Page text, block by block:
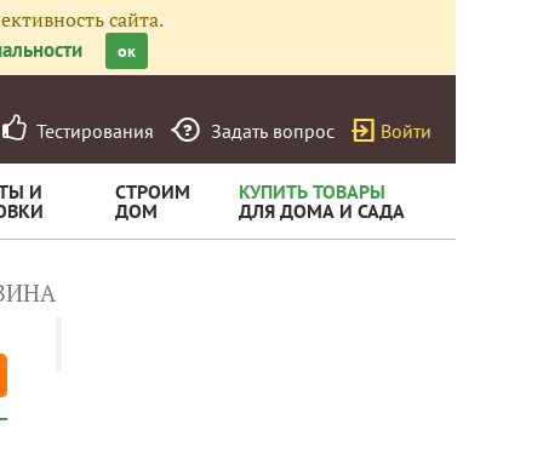
сайта.
ок
Тестирования Задать вопрос Войти
И
СТРОИМ
ДОМ
КУПИТЬ ТОВАРЫ
ДЛЯ ДОМА И САДА